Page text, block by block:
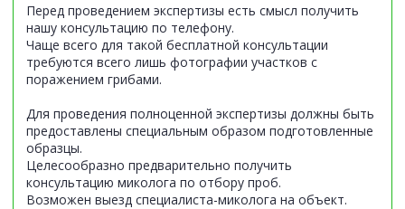
Перед проведением экспертизы есть смысл получить
нашу консультацию по телефону.
Чаще всего для такой бесплатной консультации
требуются всего лишь фотографии участков с
поражением грибами.
Для проведения полноценной экспертизы должны быть
предоставлены специальным образом подготовленные
образцы.
Целесообразно предварительно получить
консультацию миколога по отбору проб.
Возможен выезд специалиста-миколога на объект.